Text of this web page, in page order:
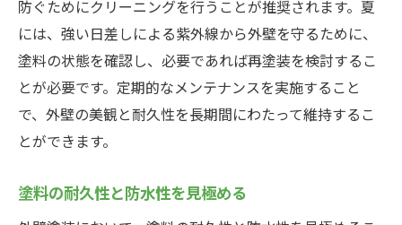
防ぐためにクリーニングを行うことが推奨されます。夏
には、強い日差しによる紫外線から外壁を守るために、
塗料の状態を確認し、必要であれば再塗装を検討するこ
とが必要です。定期的なメンテナンスを実施すること
で、外壁の美観と耐久性を長期間にわたって維持するこ
とができます。
塗料の耐久性と防水性を見極める